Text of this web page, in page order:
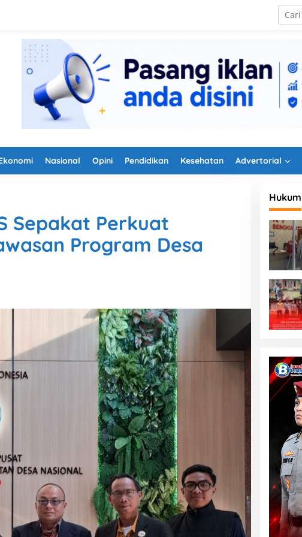
Nasional Opini Pendidikan Kesehatan Advertorial
Sepakat Perkuat
Program Desa
Hukum